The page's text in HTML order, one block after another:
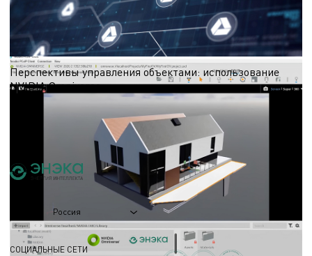
Хотим поделиться тремя кейсами в разрезе конструктивных решений, как мы
с помощью собственных разработок и грамотного применения сторонних
инструментов решаем сложные задачи
29.10.2025
Перспективы управления объектами: использование
NVIDIA Omniverse
NVIDIA Omniverse, которая открывает новые возможности для цифрового
моделирования и оптимизации эксплуатационных процессов.
Россия
СОЦИАЛЬНЫЕ СЕТИ